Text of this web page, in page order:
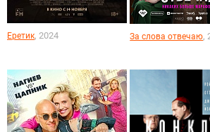
Еретик, 2024 За слова отвечаю,